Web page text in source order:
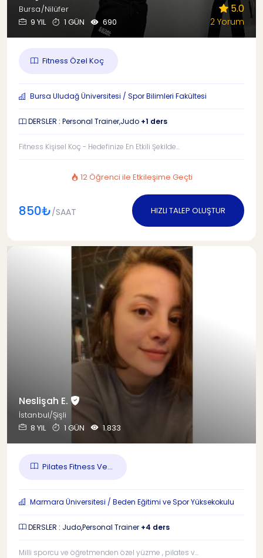
Bursa/Nilüfer
9 YIL
1 GÜN 690
5.0
2 Yorum
Fitness Özel Koç
Bursa Uludağ Üniversitesi / Spor Bilimleri Fakültesi
DERSLER : Personal Trainer,Judo +1 ders
Fitness Kişisel Koç - Hedefinize En Etkili Şekilde...
12 Öğrenci ile Etkileşime Geçti
850₺/SAAT HIZLI TALEP OLUŞTUR
Neslişah E.
İstanbul/Şişli
8 YIL
1 GÜN 1.833
Pilates Fitness Ve...
Marmara Üniversitesi / Beden Eğitimi ve Spor Yüksekokulu
DERSLER : Judo,Personal Trainer +4 ders
Milli sporcu ve öğretmenden özel yüzme , pilates v...